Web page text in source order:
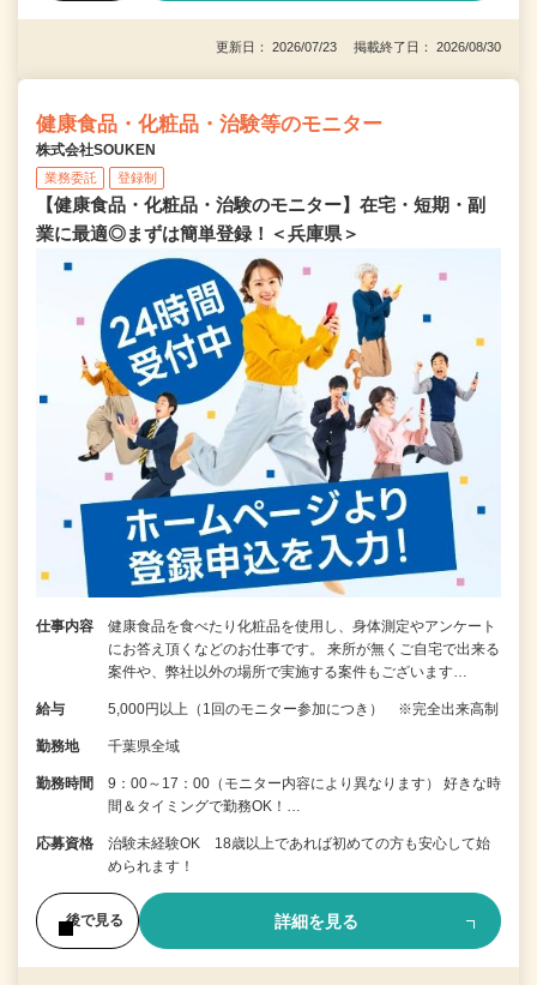
更新日： 2026/07/23 掲載終了日： 2026/08/30
健康食品・化粧品・治験等のモニター
株式会社SOUKEN
業務委託 登録制
【健康食品・化粧品・治験のモニター】在宅・短期・副
業に最適◎まずは簡単登録！＜兵庫県＞
仕事内容
健康食品を食べたり化粧品を使用し、身体測定やアンケート
にお答え頂くなどのお仕事です。 来所が無くご自宅で出来る
案件や、弊社以外の場所で実施する案件もございます…
給与 5,000円以上（1回のモニター参加につき） ※完全出来高制
勤務地 千葉県全域
勤務時間
9：00～17：00（モニター内容により異なります） 好きな時
間＆タイミングで勤務OK！…
応募資格
治験未経験OK 18歳以上であれば初めての方も安心して始
められます！
後で見る 詳細を見る